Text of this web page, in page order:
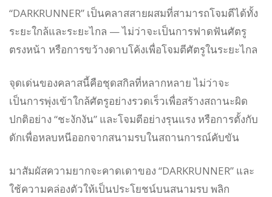
“DARKRUNNER” เป็นคลาสสายผสมที่สามารถโจมตีได้ทั้ง
ระยะใกล้และระยะไกล — ไม่ว่าจะเป็นการฟาดฟันศัตรู
ตรงหน้า หรือการขว้างดาบโค้งเพื่อโจมตีศัตรูในระยะไกล
จุดเด่นของคลาสนี้คือชุดสกิลที่หลากหลาย ไม่ว่าจะ
เป็นการพุ่งเข้าใกล้ศัตรูอย่างรวดเร็วเพื่อสร้างสถานะผิด
ปกติอย่าง “ชะงักงัน” และโจมตีอย่างรุนแรง หรือการตั้งกับ
ดักเพื่อหลบหนีออกจากสนามรบในสถานการณ์คับขัน
มาสัมผัสความยากจะคาดเดาของ “DARKRUNNER” และ
ใช้ความคล่องตัวให้เป็นประโยชน์บนสนามรบ พลิก